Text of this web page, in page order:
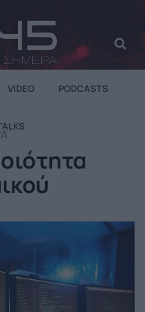
VIDEO PODCASTS